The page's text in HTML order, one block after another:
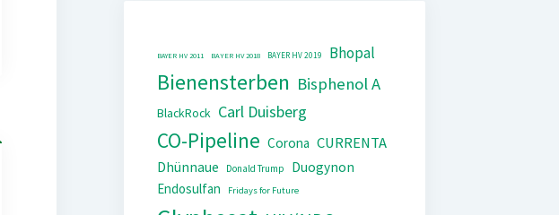
BAYER HV 2011 BAYER HV 2018 BAYER HV 2019 Bhopal
Bienensterben Bisphenol A
BlackRock Carl Duisberg
CO-Pipeline Corona CURRENTA
Dhünnaue Donald Trump
Duogynon
Endosulfan
Fridays for Future